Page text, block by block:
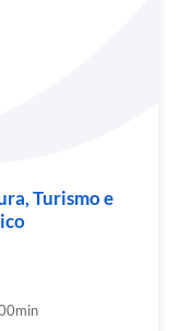
Turismo e